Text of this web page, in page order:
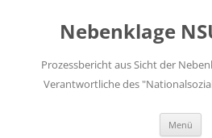
springenNebenklage
Prozessbericht aus Sicht der
Verantwortliche des
Menü